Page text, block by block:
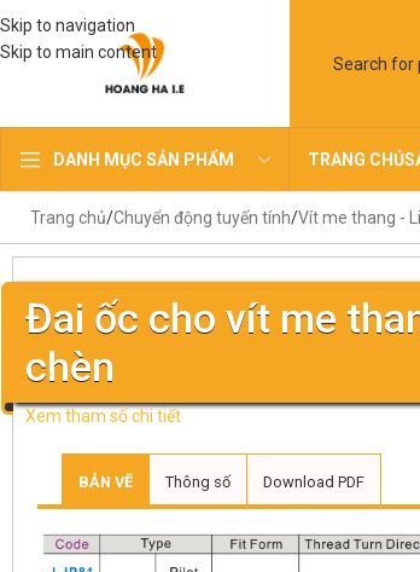
Skip to navigation
Skip to main content
DANH MỤC SẢN PHẨM TRANG CHỦ
Trang chủ Chuyển động tuyến tính Vít me thang -
Đai ốc cho vít me
chèn
Xem tham số chi tiết
BẢN VẼ Thông số Download PDF